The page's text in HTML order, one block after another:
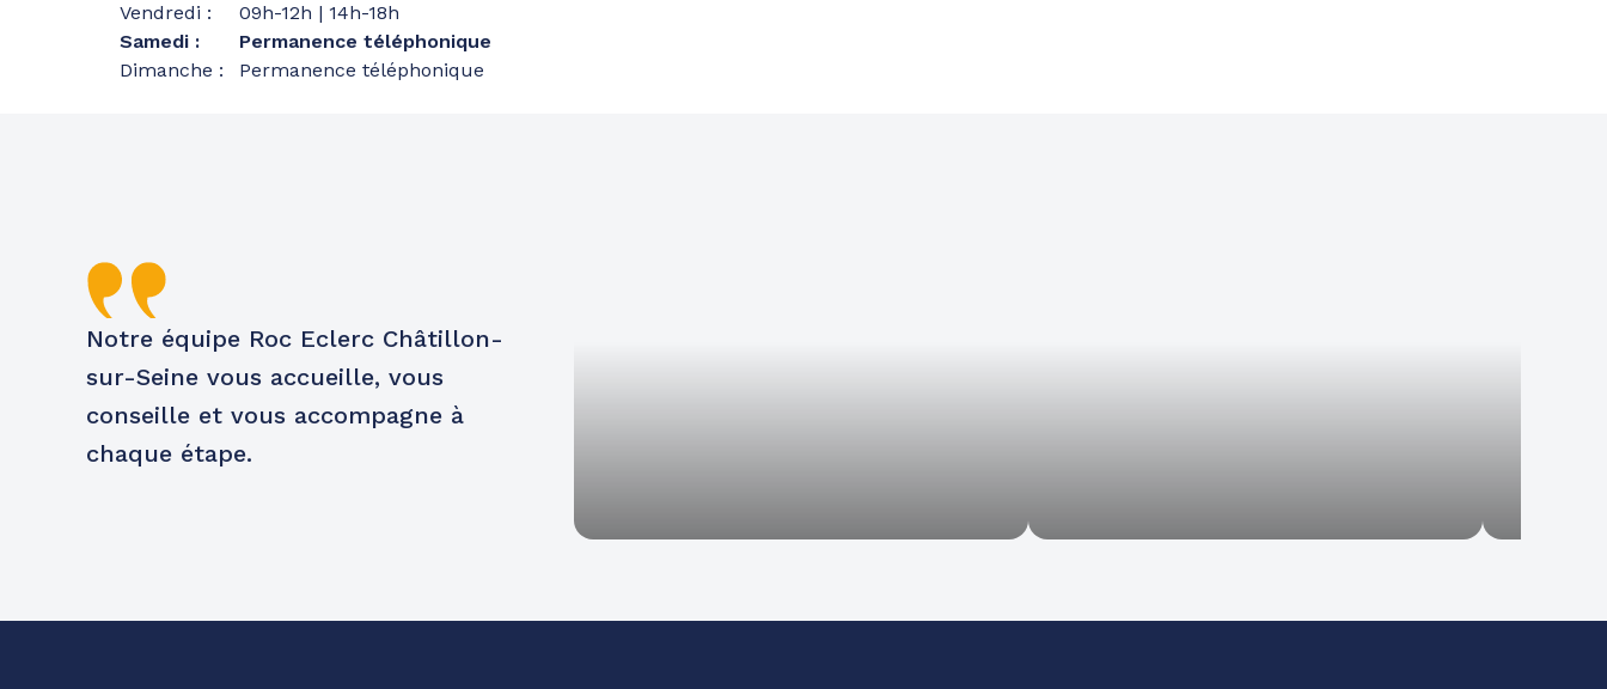
Vendredi :
09h-12h | 14h-18h
Samedi :
Permanence téléphonique
Dimanche : Permanence téléphonique
Notre équipe Roc Eclerc Châtillon-
sur-Seine vous accueille, vous
conseille et vous accompagne à
chaque étape.